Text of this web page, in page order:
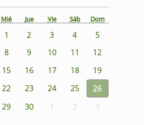
Mié Jue Vie Sáb Dom
1 2 3 4
5
8 9 10 11
12
15 16 17 18
19
22 23 24 25
26
29 30 1 2 3